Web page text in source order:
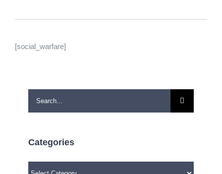
[social_warfare]
Search
for:
Categories
Categories